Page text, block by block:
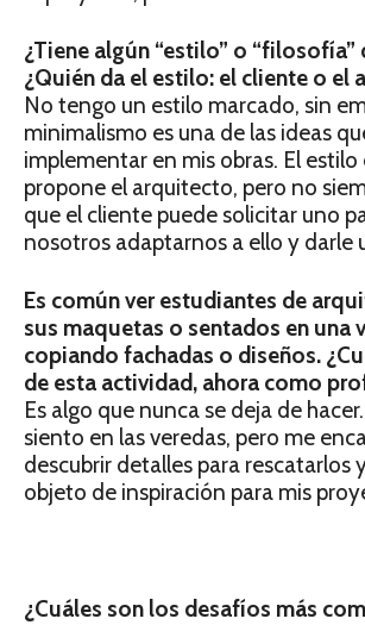
¿Tiene algún “estilo” o “filosofía”
¿Quién da el estilo: el cliente o el
No tengo un estilo marcado, sin
minimalismo es una de las ideas
implementar en mis obras. El estilo
propone el arquitecto, pero no
que el cliente puede solicitar uno
nosotros adaptarnos a ello y darle
Es común ver estudiantes de
sus maquetas o sentados en una
copiando fachadas o diseños.
de esta actividad, ahora como
Es algo que nunca se deja de
siento en las veredas, pero me
descubrir detalles para rescatarlos
objeto de inspiración para mis
¿Cuáles son los desafíos más